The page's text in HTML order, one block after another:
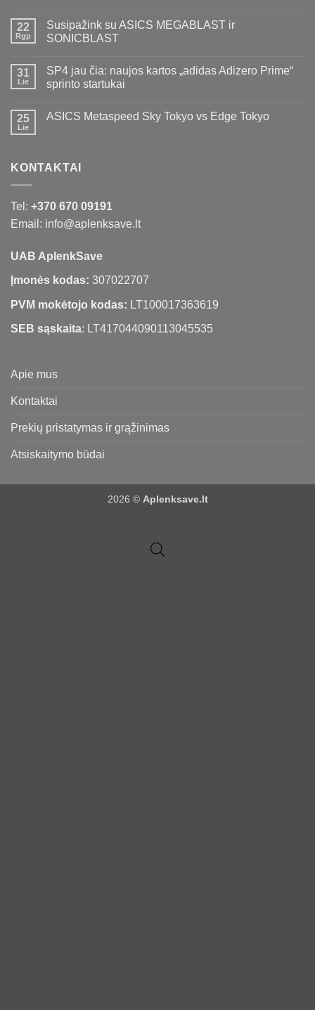
22
Rgp
Susipažink su ASICS MEGABLAST ir
SONICBLAST
31
Lie
SP4 jau čia: naujos kartos „adidas Adizero Prime“
sprinto startukai
25
Lie
ASICS Metaspeed Sky Tokyo vs Edge Tokyo
KONTAKTAI
Tel: +370 670 09191
Email: info@aplenksave.lt
UAB AplenkSave
Įmonės kodas: 307022707
PVM mokėtojo kodas: LT100017363619
SEB sąskaita: LT417044090113045535
Apie mus
Kontaktai
Prekių pristatymas ir grąžinimas
Atsiskaitymo būdai
2026 © Aplenksave.lt